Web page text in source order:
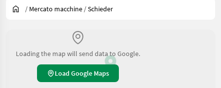
/ Mercato macchine /Schieder
Loading the map will send data to Google.
Load Google Maps